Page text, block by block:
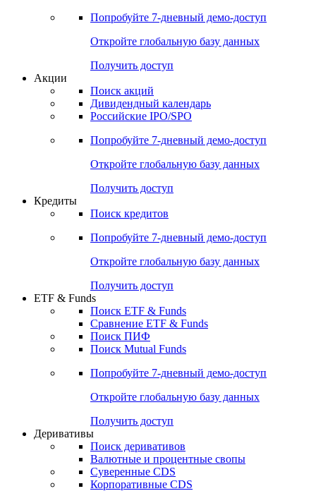
Попробуйте 7-дневный демо-доступ
Откройте глобальную базу данных
Получить доступ
Акции
Поиск акций
Дивидендный календарь
Российские IPO/SPO
Попробуйте 7-дневный демо-доступ
Откройте глобальную базу данных
Получить доступ
Кредиты
Поиск кредитов
Попробуйте 7-дневный демо-доступ
Откройте глобальную базу данных
Получить доступ
ETF & Funds
Поиск ETF & Funds
Сравнение ETF & Funds
Поиск ПИФ
Поиск Mutual Funds
Попробуйте 7-дневный демо-доступ
Откройте глобальную базу данных
Получить доступ
Деривативы
Поиск деривативов
Валютные и процентные свопы
Суверенные CDS
Корпоративные CDS